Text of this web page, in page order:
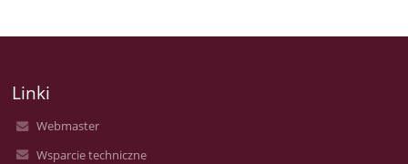
Linki
Webmaster
Wsparcie techniczne